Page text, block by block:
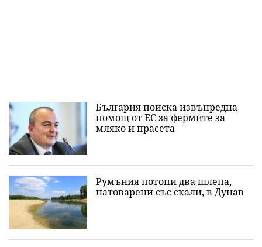
България поиска извънредна
помощ от ЕС за фермите за
мляко и прасета
Румъния потопи два шлепа,
натоварени със скали, в Дунав